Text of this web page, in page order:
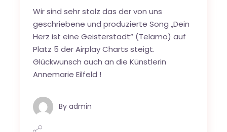
Wir sind sehr stolz das der von uns
geschriebene und produzierte Song „Dein
Herz ist eine Geisterstadt“ (Telamo) auf
Platz 5 der Airplay Charts steigt.
Glückwunsch auch an die Künstlerin
Annemarie Eilfeld !
By admin